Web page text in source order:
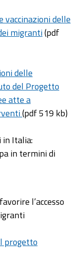
vaccinazioni delle
migranti(pdf
delle
del Progetto
atte a
(pdf 519 kb)
in Italia:
in termini di
l’accesso
progetto